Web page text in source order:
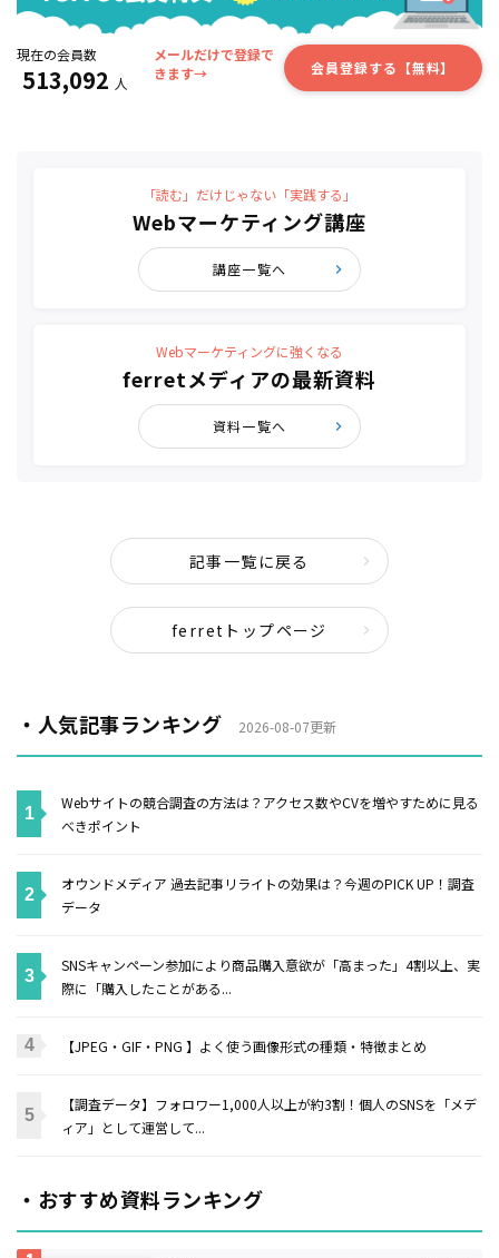
現在の会員数
513,092 人
メールだけで登録で
きます→
会員登録する【無料】
「読む」だけじゃない「実践する」
Webマーケティング講座
講座一覧へ
Webマーケティングに強くなる
ferretメディアの最新資料
資料一覧へ
記事一覧に戻る
ferretトップページ
・人気記事ランキング 2026-08-07更新
Webサイトの競合調査の方法は？アクセス数やCVを増やすために見る
べきポイント
オウンドメディア 過去記事リライトの効果は？今週のPICK UP！調査
データ
SNSキャンペーン参加により商品購入意欲が「高まった」4割以上、実
際に「購入したことがある...
【JPEG・GIF・PNG 】よく使う画像形式の種類・特徴まとめ
【調査データ】フォロワー1,000人以上が約3割！個人のSNSを「メデ
ィア」として運営して...
・おすすめ資料ランキング